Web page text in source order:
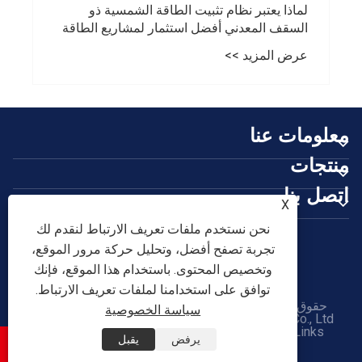
لماذا يعتبر نظام تثبيت الطاقة الشمسية ذو
السقف المعدني أفضل استثمار لمشاريع الطاقة
الشمسية طويلة الأجل
عرض المزيد >>
معلومات عنا
منتجات
اتصل بنا
تابعنا
حقوق الطبع والنشر © 2026 Tianjin Shunchen Hongye
Enterprise Management Co., Ltd. جميع الحقوق محفوظة.
Links
XML
| سياسة الخصوصية

X
نحن نستخدم ملفات تعريف الارتباط لنقدم لك
تجربة تصفح أفضل، وتحليل حركة مرور الموقع،
وتخصيص المحتوى. باستخدام هذا الموقع، فإنك
توافق على استخدامنا لملفات تعريف الارتباط.
سياسة الخصوصية
يرفض يقبل